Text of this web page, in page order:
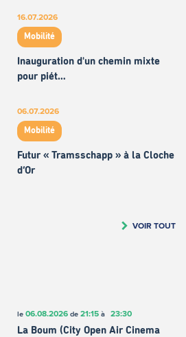
16.07.2026
Mobilité
Inauguration d'un chemin mixte
pour piét…
06.07.2026
Mobilité
Futur « Tramsschapp » à la Cloche
d’Or
VOIR TOUT
le 06.08.2026de 21:15à 23:30
La Boum (City Open Air Cinema